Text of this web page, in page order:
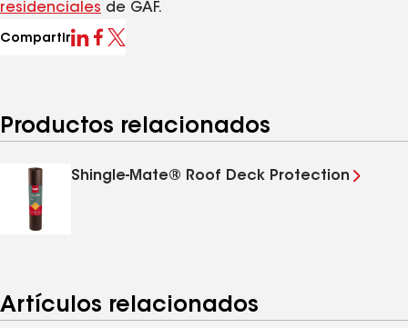
residenciales de GAF.
Compartir
Productos relacionados
Shingle-Mate® Roof Deck Protection
Artículos relacionados